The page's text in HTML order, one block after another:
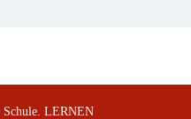
LERNEN